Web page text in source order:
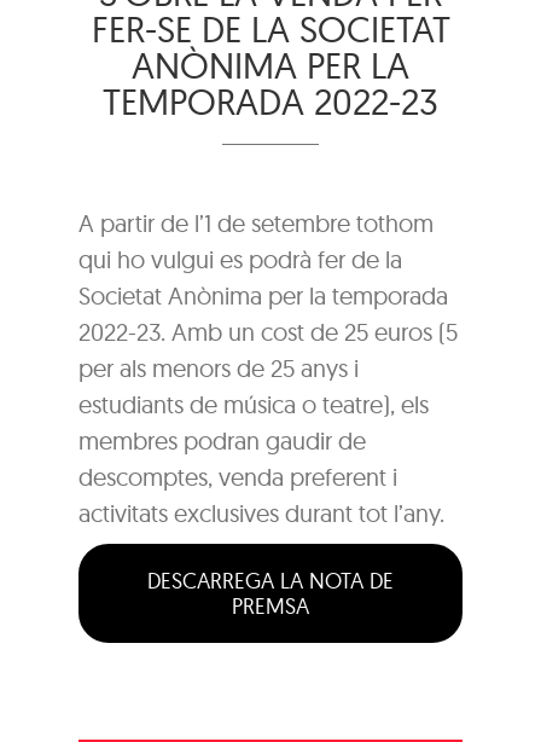
FER-SE DE LA SOCIETAT
ANÒNIMA PER LA
TEMPORADA 2022-23
A partir de l’1 de setembre tothom
qui ho vulgui es podrà fer de la
Societat Anònima per la temporada
2022-23. Amb un cost de 25 euros (5
per als menors de 25 anys i
estudiants de música o teatre), els
membres podran gaudir de
descomptes, venda preferent i
activitats exclusives durant tot l’any.
DESCARREGA LA NOTA DE
PREMSA